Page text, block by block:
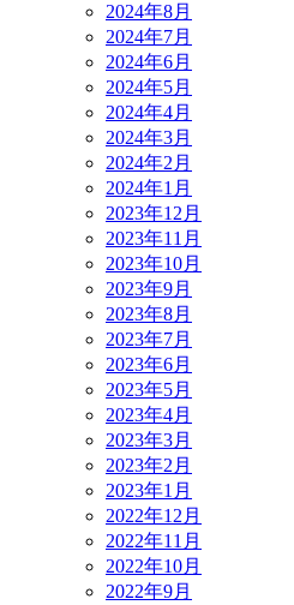
2024年8月
2024年7月
2024年6月
2024年5月
2024年4月
2024年3月
2024年2月
2024年1月
2023年12月
2023年11月
2023年10月
2023年9月
2023年8月
2023年7月
2023年6月
2023年5月
2023年4月
2023年3月
2023年2月
2023年1月
2022年12月
2022年11月
2022年10月
2022年9月